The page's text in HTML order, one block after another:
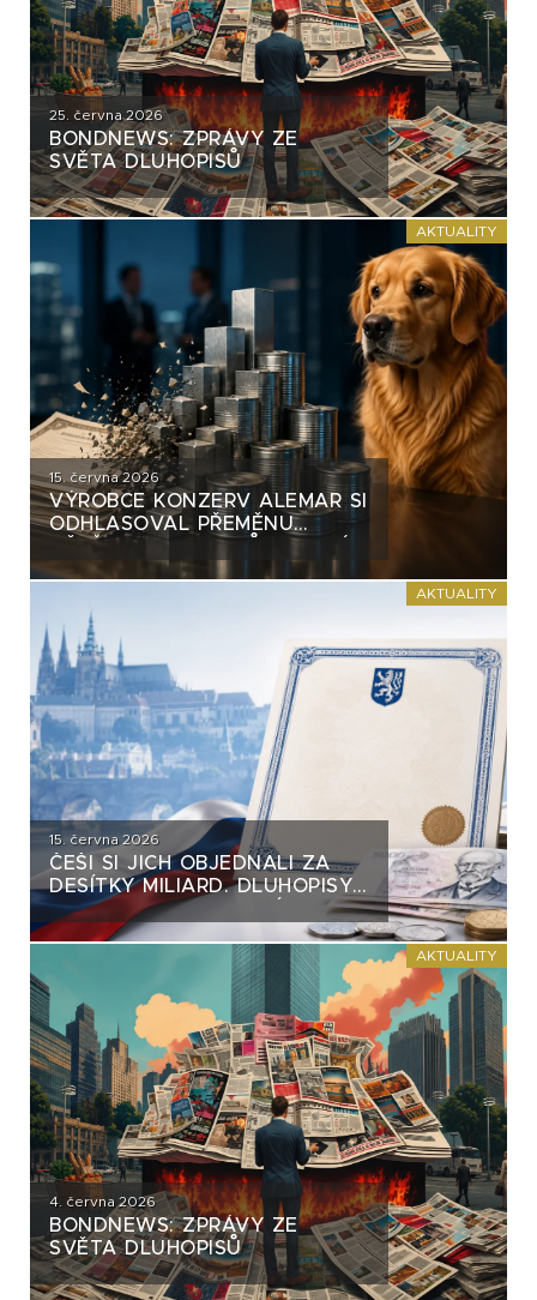
25. června 2026
BONDNEWS: ZPRÁVY ZE
SVĚTA DLUHOPISŮ
AKTUALITY
15. června 2026
VÝROBCE KONZERV ALEMAR SI
ODHLASOVAL PŘEMĚNU
VĚTŠINY DLUHOPISŮ. VZNIKÁ
NA TRHU NEBEZPEČNÝ
AKTUALITY
15. června 2026
ČEŠI SI JICH OBJEDNALI ZA
DESÍTKY MILIARD. DLUHOPISY
REPUBLIKY NASTAVUJÍ
FIREMNÍM EMISÍM NEPŘÍJEMNÉ
AKTUALITY
4. června 2026
BONDNEWS: ZPRÁVY ZE
SVĚTA DLUHOPISŮ